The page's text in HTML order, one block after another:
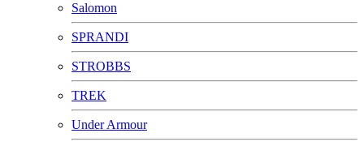
Salomon
SPRANDI
STROBBS
TREK
Under Armour